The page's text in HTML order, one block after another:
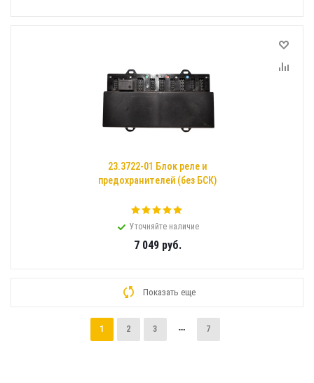
23.3722-01 Блок реле и
предохранителей (без БСК)
Уточняйте наличие
7 049руб.
Показать еще
1 2 3 7